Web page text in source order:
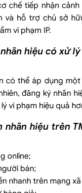
chế tiếp nhận cảnh
và hỗ trợ chủ sở
vi phạm IP.
hiệu có xử
có thể áp dụng
đăng ký nhãn
vi phạm hiệu quả
nhãn hiệu trên
online;
bán;
nhanh trên mạng xã